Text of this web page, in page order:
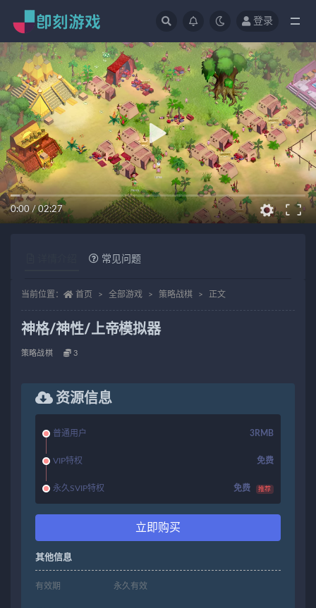
登录
0:00/02:27
常见问题
当前位置： 首页 全部游戏 策略战棋 正文
神格/神性/上帝模拟器
策略战棋 3
资源信息
普通用户 3RMB
VIP特权 免费
永久SVIP特权 免费 推荐
立即购买
其他信息
有效期 永久有效